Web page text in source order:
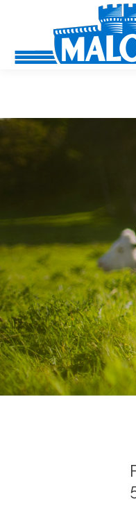
Panneau de gestion des